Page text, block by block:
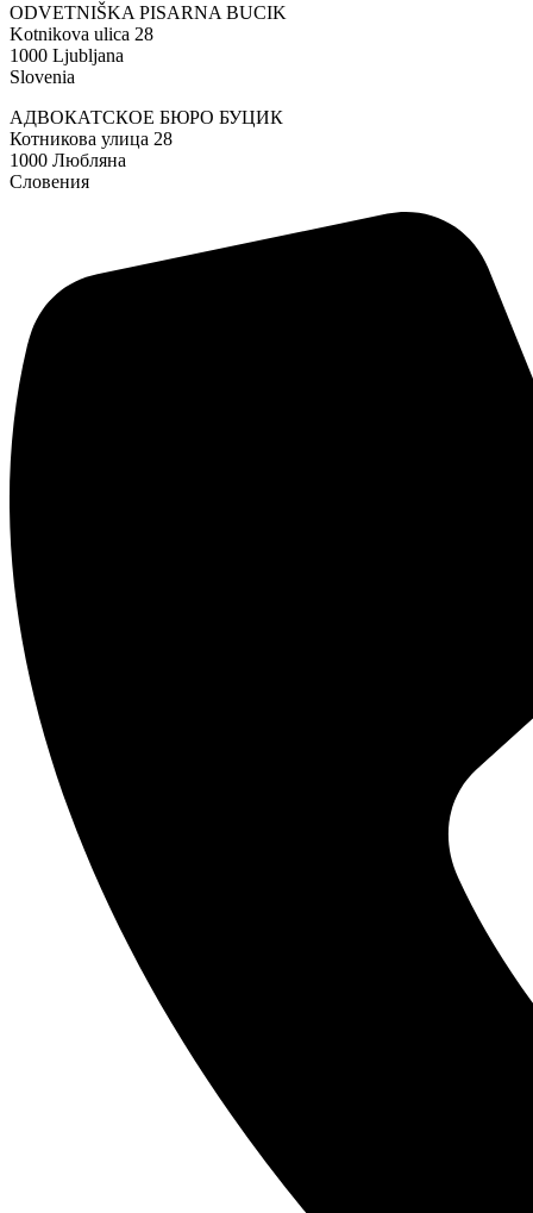
ODVETNIŠKA PISARNA BUCIK
Kotnikova ulica 28
1000 Ljubljana
Slovenia
АДВОКАТСКОЕ БЮРО БУЦИК
Котникова улица 28
1000 Любляна
Словения